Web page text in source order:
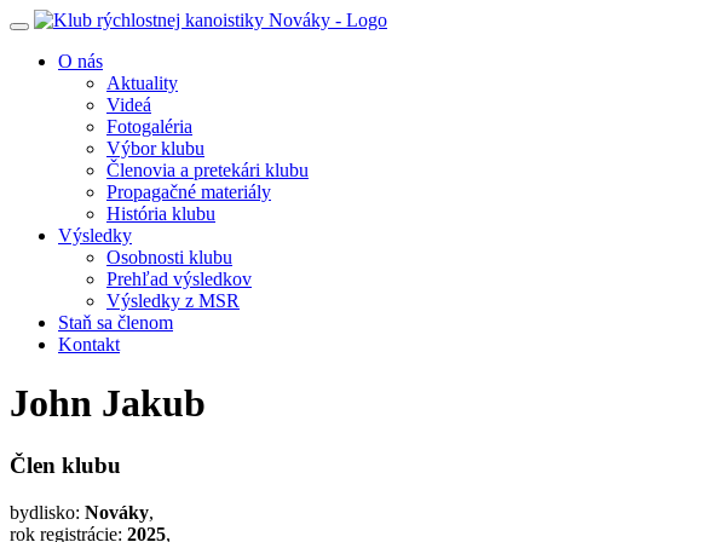
Toggle
navigationO nás
Aktuality
Videá
Fotogaléria
Výbor klubu
Členovia a pretekári klubu
Propagačné materiály
História klubu
Výsledky
Osobnosti klubu
Prehľad výsledkov
Výsledky z MSR
Staň sa členom
Kontakt
John Jakub
Člen klubu
bydlisko: Nováky,
rok registrácie: 2025,